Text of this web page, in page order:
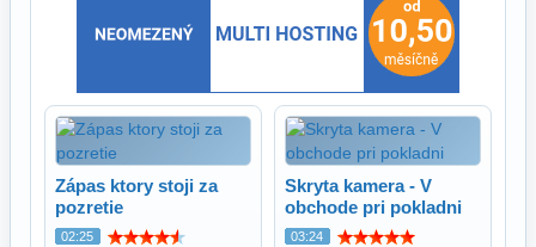
Zápas ktory stoji za
pozretie
02:25
Skryta kamera - V
obchode pri pokladni
03:24